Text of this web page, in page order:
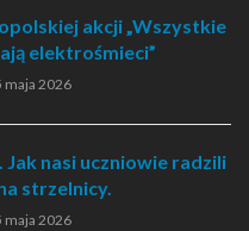
akcji „Wszystkie
elektrośmieci”
maja 2026
nasi uczniowie radzili
strzelnicy.
maja 2026